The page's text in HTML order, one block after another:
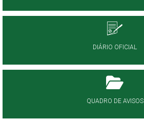
DIÁRIO OFICIAL
QUADRO DE AVISOS